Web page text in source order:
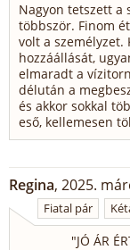
Nagyon tetszett a
többször. Finom
volt a
hozzáállását,
elmaradt a
délután a
és akkor sokkal
eső, kellemesen
Regina, 2025.
Fiatal pár
"JÓ ÁR